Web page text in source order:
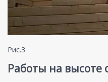
Рис.3
Работы на